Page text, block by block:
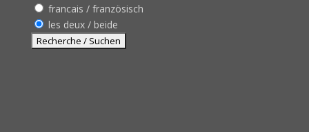
francais / französisch
les deux / beide